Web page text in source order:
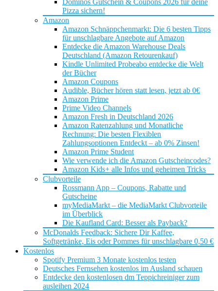
Dominos Gutschein & Coupons 2026 für deine
Pizza sichern!
Amazon
Amazon Schnäppchenmarkt: Die 6 besten Tipps
für unschlagbare Angebote auf Amazon
Entdecke die Amazon Warehouse Deals
Deutschland (Amazon Retourenkauf)
Kindle Unlimited Probeabo entdecke die Welt
der Bücher
Amazon Coupons
Audible, Bücher hören statt lesen, jetzt ab 0€
Amazon Prime
Prime Video Channels
Amazon Fresh in Deutschland 2026
Amazon Ratenzahlung und Monatliche
Rechnung: Die besten Flexiblen
Zahlungsoptionen Entdeckt – ab 0% Zinsen!
Amazon Prime Student
Wie verwende ich die Amazon Gutscheincodes?
Amazon Kids+ alle Infos und geheimen Tricks
Clubvorteile
Rossmann App – Coupons, Rabatte und
Gutscheine
myMediaMarkt – die MediaMarkt Clubvorteile
im Überblick
Die Kaufland Card: Besser als Payback?
McDonalds Feedback: Sichere Dir Kaffee,
Softgetränke, Eis oder Pommes für unschlagbare 0,50 €
Kostenlos
Spotify Premium 3 Monate kostenlos testen
Deutsches Fernsehen kostenlos im Ausland schauen
Entdecke den kostenlosen dm Teppichreiniger zum
ausleihen 2024